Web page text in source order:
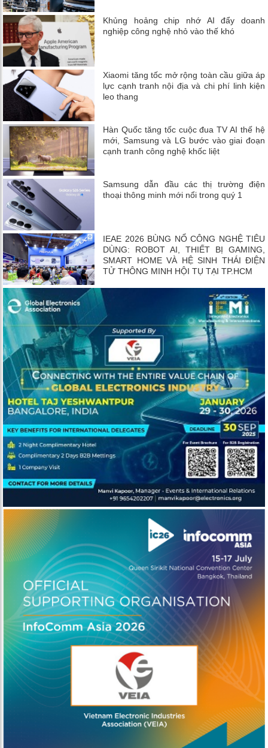
Khủng hoảng chip nhớ AI đẩy doanh
nghiệp công nghệ nhỏ vào thế khó
Xiaomi tăng tốc mở rộng toàn cầu giữa áp
lực cạnh tranh nội địa và chi phí linh kiện
leo thang
Hàn Quốc tăng tốc cuộc đua TV AI thế hệ
mới, Samsung và LG bước vào giai đoạn
cạnh tranh công nghệ khốc liệt
Samsung dẫn đầu các thị trường điện
thoại thông minh mới nổi trong quý 1
IEAE 2026 BÙNG NỔ CÔNG NGHỆ TIÊU
DÙNG: ROBOT AI, THIẾT BỊ GAMING,
SMART HOME VÀ HỆ SINH THÁI ĐIỆN
TỬ THÔNG MINH HỘI TỤ TẠI TP.HCM